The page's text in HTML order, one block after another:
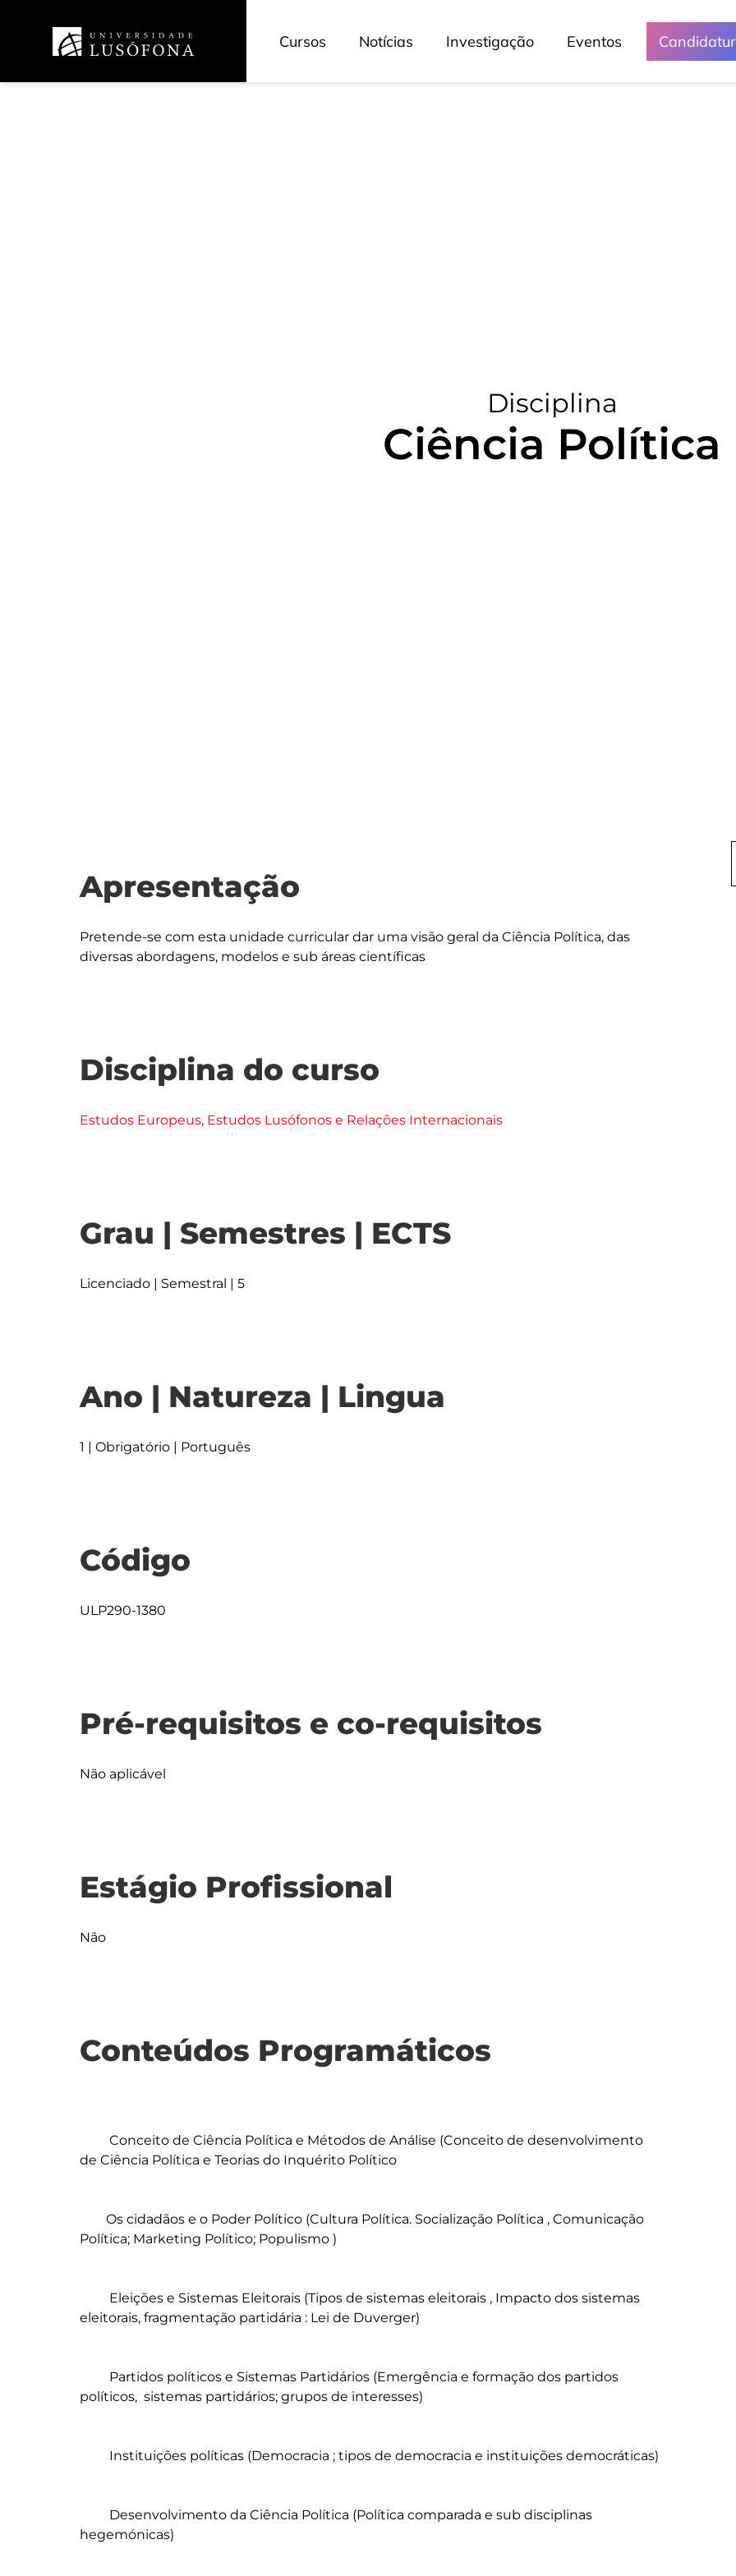
Cursos Notícias Investigação Eventos
Disciplina
Ciência Política
Apresentação
Pretende-se com esta unidade curricular dar uma visão geral da Ciência Política, das
Disciplina do curso
Estudos Europeus, Estudos Lusófonos e Relações Internacionais
Grau | Semestres | ECTS
Licenciado | Semestral | 5
Ano | Natureza | Lingua
1 | Obrigatório | Português
Código
ULP290-1380
Pré-requisitos e co-requisitos
Não aplicável
Estágio Profissional
Não
Conteúdos Programáticos
de Ciência Política e Teorias do Inquérito Político
Política; Marketing Político; Populismo )
eleitorais, fragmentação partidária : Lei de Duverger)
políticos,  sistemas partidários; grupos de interesses)
hegemónicas)